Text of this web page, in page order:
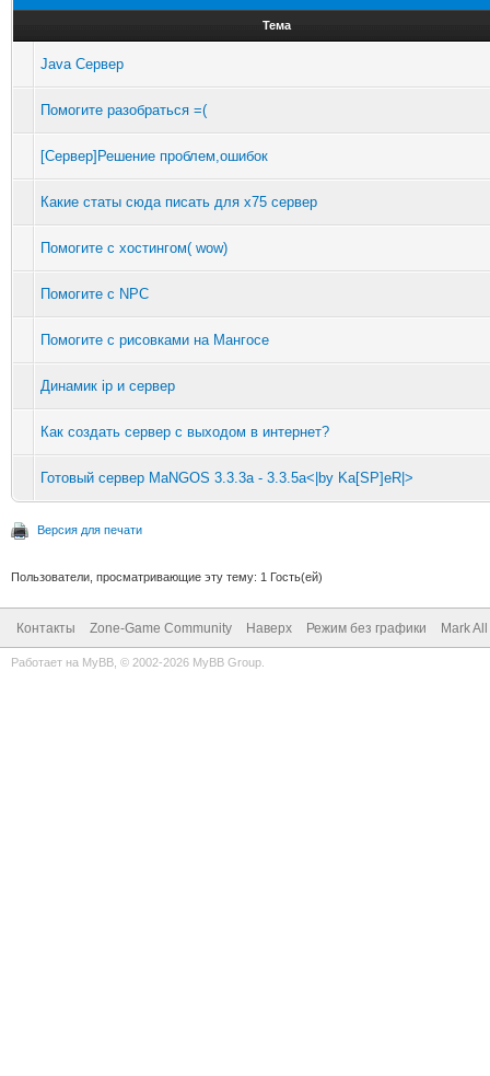
Тема
Java Сервер
Помогите разобраться =(
[Сервер]Решение проблем,ошибок
Какие статы сюда писать для х75 сервер
Помогите с хостингом( wow)
Помогите с NPC
Помогите с рисовками на Мангосе
Динамик ip и сервер
Как создать сервер с выходом в интернет?
Готовый сервер MaNGOS 3.3.3a - 3.3.5a<|by Ka[SP]eR|>
Версия для печати
Пользователи, просматривающие эту тему: 1 Гость(ей)
Контакты Zone-Game Community Наверх Режим без графики Mark
Работает на MyBB , © 2002-2026 MyBB Group